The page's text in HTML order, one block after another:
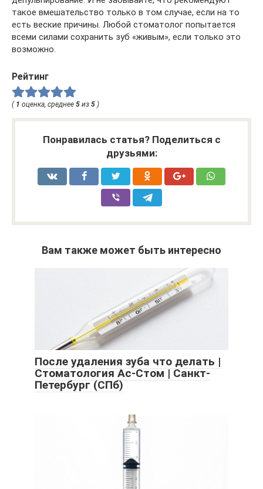
такое вмешательство только в том случае, если на то
есть веские причины. Любой стоматолог попытается
всеми силами сохранить зуб «живым», если только это
возможно.
Рейтинг
( 1 оценка, среднее 5 из 5 )
Понравилась статья? Поделиться с
друзьями:
Вам также может быть интересно
После удаления зуба что делать |
Стоматология Ас-Стом | Санкт-
Петербург (СПб)